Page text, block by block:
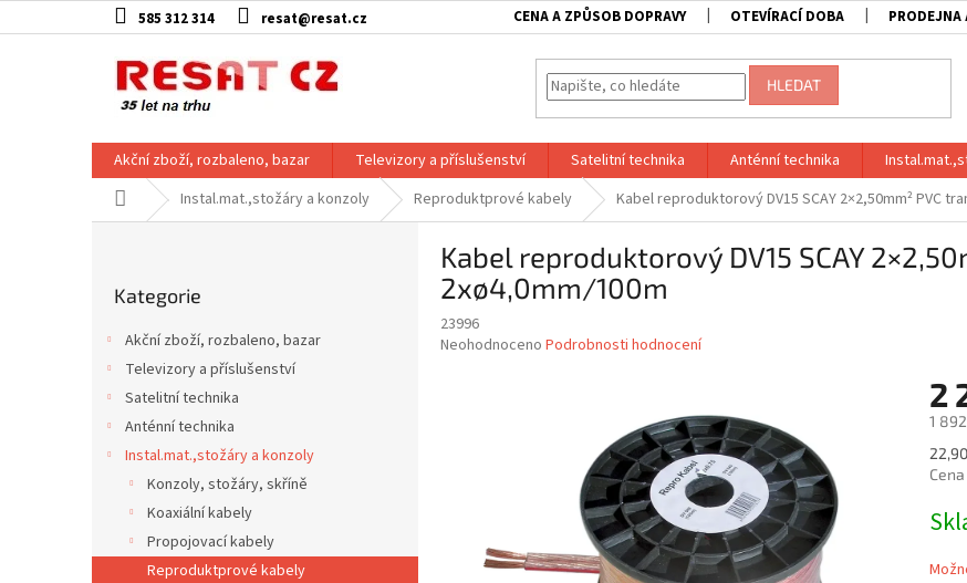
na
585 312 314 resat@resat.cz CENA A ZPŮSOB DOPRAVY OTEVÍRACÍ DOBA PRODEJNA
HLEDAT
Akční zboží, rozbaleno, bazar Televizory a příslušenství Satelitní technika Anténní technika
Domů Instal.mat.,stožáry a konzoly Reproduktprové kabely Kabel reproduktorový DV15 SCAY 2×2,50mm² PVC
l
kategorie
Kategorie
Akční zboží, rozbaleno, bazar
Televizory a příslušenství
Satelitní technika
Anténní technika
Instal.mat.,stožáry a konzoly
Konzoly, stožáry, skříně
Koaxiální kabely
Propojovací kabely
Reproduktprové kabely
Kabel reproduktorový DV15 SCAY
2xø4,0mm/100m
23996
Průměrné
Neohodnoceno Podrobnosti hodnocení
2
1
cena: